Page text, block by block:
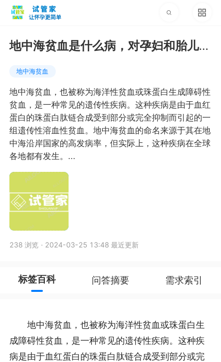
地中海贫血是什么病，对孕妇和胎儿会
地中海贫血
地中海贫血，也被称为海洋性贫血或珠蛋白生成障碍性
贫血，是一种常见的遗传性疾病。这种疾病是由于血红
蛋白的珠蛋白肽链合成受到部分或完全抑制而引起的一
组遗传性溶血性贫血。地中海贫血的命名来源于其在地
中海沿岸国家的高发病率，但实际上，这种疾病在全球
各地都有发生。...
238 浏览 · 2024-03-25 13:48 最近更新
标签百科 问答摘要 需求索引
地中海贫血，也被称为海洋性贫血或珠蛋白生
成障碍性贫血，是一种常见的遗传性疾病。这种疾
病是由于血红蛋白的珠蛋白肽链合成受到部分或完